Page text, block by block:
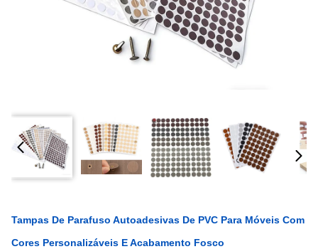
Tampas De Parafuso Autoadesivas De PVC Para Móveis Com
Cores Personalizáveis E Acabamento Fosco